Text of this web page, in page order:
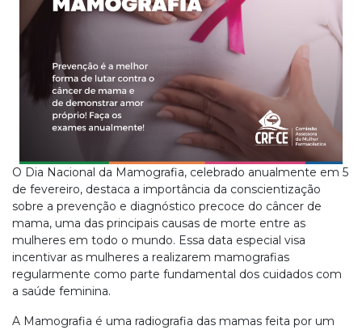
O Dia Nacional da Mamografia, celebrado anualmente em 5
de fevereiro, destaca a importância da conscientização
sobre a prevenção e diagnóstico precoce do câncer de
mama, uma das principais causas de morte entre as
mulheres em todo o mundo. Essa data especial visa
incentivar as mulheres a realizarem mamografias
regularmente como parte fundamental dos cuidados com
a saúde feminina.
A Mamografia é uma radiografia das mamas feita por um